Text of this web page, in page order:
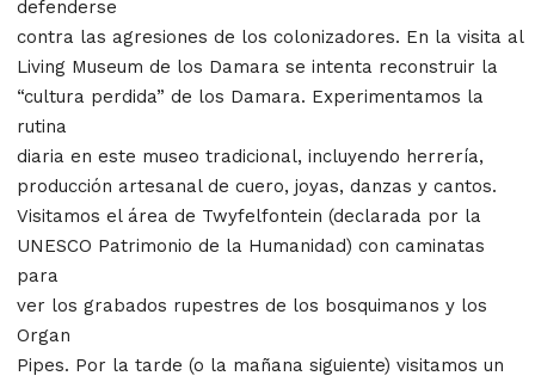
defenderse
contra las agresiones de los colonizadores. En la visita al
Living Museum de los Damara se intenta reconstruir la
“cultura perdida” de los Damara. Experimentamos la
rutina
diaria en este museo tradicional, incluyendo herrería,
producción artesanal de cuero, joyas, danzas y cantos.
Visitamos el área de Twyfelfontein (declarada por la
UNESCO Patrimonio de la Humanidad) con caminatas
para
ver los grabados rupestres de los bosquimanos y los
Organ
Pipes. Por la tarde (o la mañana siguiente) visitamos un